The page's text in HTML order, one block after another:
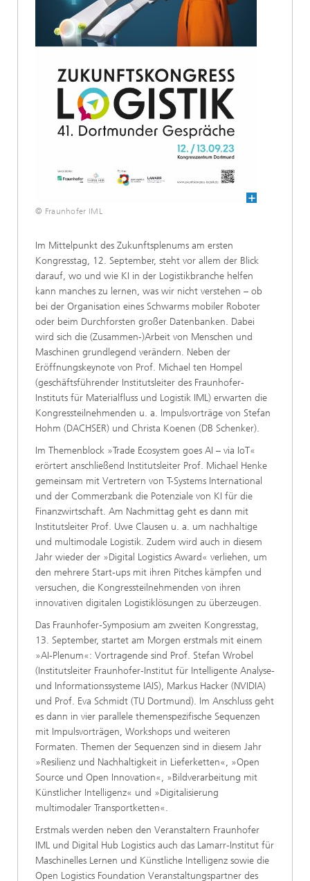
© Fraunhofer IML
Im Mittelpunkt des Zukunftsplenums am ersten
Kongresstag, 12. September, steht vor allem der Blick
darauf, wo und wie KI in der Logistikbranche helfen
kann manches zu lernen, was wir nicht verstehen – ob
bei der Organisation eines Schwarms mobiler Roboter
oder beim Durchforsten großer Datenbanken. Dabei
wird sich die (Zusammen-)Arbeit von Menschen und
Maschinen grundlegend verändern. Neben der
Eröffnungskeynote von Prof. Michael ten Hompel
(geschäftsführender Institutsleiter des Fraunhofer-
Instituts für Materialfluss und Logistik IML) erwarten die
Kongressteilnehmenden u. a. Impulsvorträge von Stefan
Hohm (DACHSER) und Christa Koenen (DB Schenker).
Im Themenblock »Trade Ecosystem goes AI – via IoT«
erörtert anschließend Institutsleiter Prof. Michael Henke
gemeinsam mit Vertretern von T-Systems International
und der Commerzbank die Potenziale von KI für die
Finanzwirtschaft. Am Nachmittag geht es dann mit
Institutsleiter Prof. Uwe Clausen u. a. um nachhaltige
und multimodale Logistik. Zudem wird auch in diesem
Jahr wieder der »Digital Logistics Award« verliehen, um
den mehrere Start-ups mit ihren Pitches kämpfen und
versuchen, die Kongressteilnehmenden von ihren
innovativen digitalen Logistiklösungen zu überzeugen.
Das Fraunhofer-Symposium am zweiten Kongresstag,
13. September, startet am Morgen erstmals mit einem
»AI-Plenum«: Vortragende sind Prof. Stefan Wrobel
(Institutsleiter Fraunhofer-Institut für Intelligente Analyse-
und Informationssysteme IAIS), Markus Hacker (NVIDIA)
und Prof. Eva Schmidt (TU Dortmund). Im Anschluss geht
es dann in vier parallele themenspezifische Sequenzen
mit Impulsvorträgen, Workshops und weiteren
Formaten. Themen der Sequenzen sind in diesem Jahr
»Resilienz und Nachhaltigkeit in Lieferketten«, »Open
Source und Open Innovation«, »Bildverarbeitung mit
Künstlicher Intelligenz« und »Digitalisierung
multimodaler Transportketten«.
Erstmals werden neben den Veranstaltern Fraunhofer
IML und Digital Hub Logistics auch das Lamarr-Institut für
Maschinelles Lernen und Künstliche Intelligenz sowie die
Open Logistics Foundation Veranstaltungspartner des